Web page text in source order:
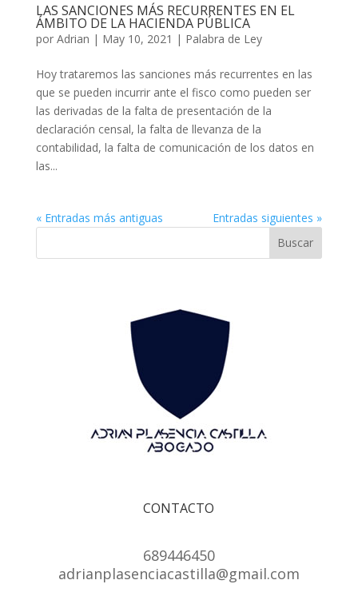
LAS SANCIONES MÁS RECURRENTES EN EL
ÁMBITO DE LA HACIENDA PÚBLICA
por Adrian | May 10, 2021 | Palabra de Ley
Hoy trataremos las sanciones más recurrentes en las
que se pueden incurrir ante el fisco como pueden ser
las derivadas de la falta de presentación de la
declaración censal, la falta de llevanza de la
contabilidad, la falta de comunicación de los datos en
las...
« Entradas más antiguas Entradas siguientes »
CONTACTO
689446450
adrianplasenciacastilla@gmail.com